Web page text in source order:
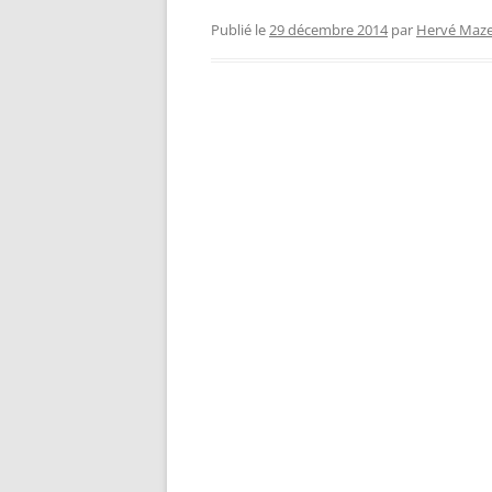
Publié le29 décembre 2014par Hervé